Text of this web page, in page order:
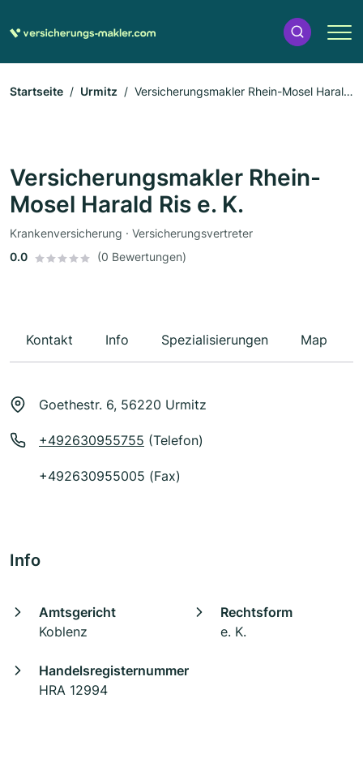
Startseite Urmitz
Versicherungsmakler Rhein-Mosel Harald
Versicherungsmakler Rhein-
Mosel Harald Ris e. K.
Krankenversicherung · Versicherungsvertreter
0.0
(0 Bewertungen)
Kontakt Info Spezialisierungen Map
Goethestr. 6, 56220 Urmitz
+492630955755 (Telefon)
+492630955005 (Fax)
Info
Amtsgericht
Koblenz
Rechtsform
e. K.
Handelsregisternummer
HRA 12994